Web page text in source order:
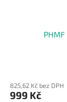
825,62 Kč bez DPH
999 Kč